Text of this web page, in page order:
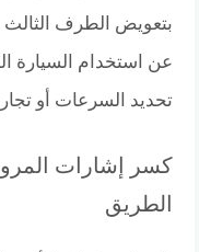
بتعويض الطرف الثالث
عن استخدام السيارة
تحديد السرعات أو
كسر إشارات
الطريق